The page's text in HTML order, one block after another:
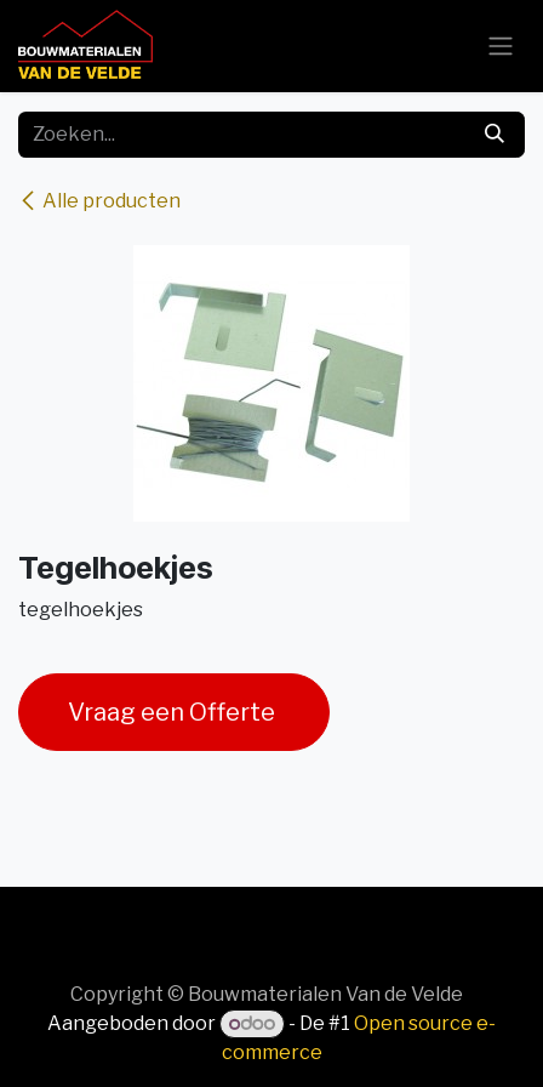
Overslaan naar inhoud
Alle producten
Tegelhoekjes
tegelhoekjes
Vraag een Offerte
Copyright © Bouwmaterialen Van de Velde
Aangeboden door
- De #1Open source e-
commerce